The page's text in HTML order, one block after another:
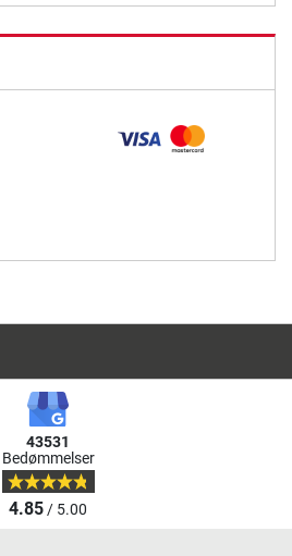
43531
Bedømmelser
4.85/ 5.00